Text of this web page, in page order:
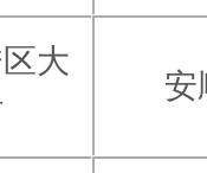
大
安